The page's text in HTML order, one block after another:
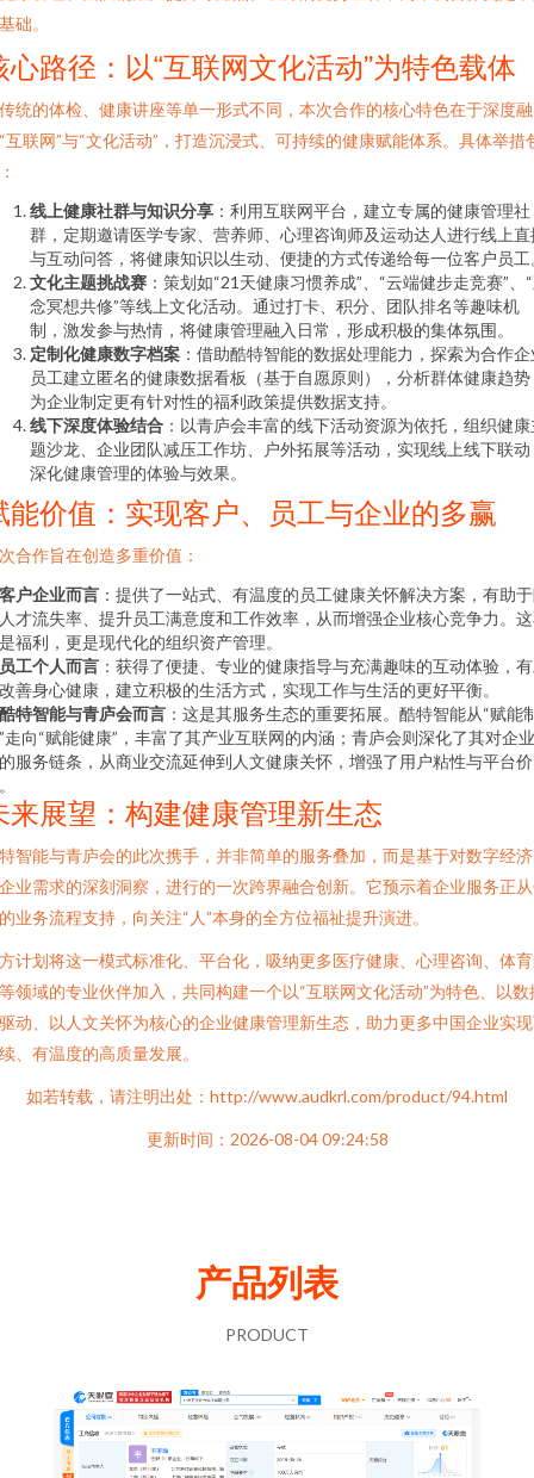
础。
心路径：以“互联网文化活动”为特色载体
统的体检、健康讲座等单一形式不同，本次合作的核心特色在于深度融
互联网”与“文化活动”，打造沉浸式、可持续的健康赋能体系。具体举措
线上健康社群与知识分享 ：利用互联网平台，建立专属的健康管理社
群，定期邀请医学专家、营养师、心理咨询师及运动达人进行线上直
与互动问答，将健康知识以生动、便捷的方式传递给每一位客户员工
文化主题挑战赛 ：策划如“21天健康习惯养成”、“云端健步走竞赛”、
念冥想共修”等线上文化活动。通过打卡、积分、团队排名等趣味机
制，激发参与热情，将健康管理融入日常，形成积极的集体氛围。
定制化健康数字档案 ：借助酷特智能的数据处理能力，探索为合作
员工建立匿名的健康数据看板（基于自愿原则），分析群体健康趋势
为企业制定更有针对性的福利政策提供数据支持。
线下深度体验结合 ：以青庐会丰富的线下活动资源为依托，组织健
题沙龙、企业团队减压工作坊、户外拓展等活动，实现线上线下联动
深化健康管理的体验与效果。
能价值：实现客户、员工与企业的多赢
合作旨在创造多重价值：
户企业而言 ：提供了一站式、有温度的员工健康关怀解决方案，有助
才流失率、提升员工满意度和工作效率，从而增强企业核心竞争力。
福利，更是现代化的组织资产管理。
工个人而言 ：获得了便捷、专业的健康指导与充满趣味的互动体验，
善身心健康，建立积极的生活方式，实现工作与生活的更好平衡。
特智能与青庐会而言 ：这是其服务生态的重要拓展。酷特智能从“赋能
走向“赋能健康”，丰富了其产业互联网的内涵；青庐会则深化了其对企
服务链条，从商业交流延伸到人文健康关怀，增强了用户粘性与平台价
来展望：构建健康管理新生态
智能与青庐会的此次携手，并非简单的服务叠加，而是基于对数字经
业需求的深刻洞察，进行的一次跨界融合创新。它预示着企业服务正
业务流程支持，向关注“人”本身的全方位福祉提升演进。
计划将这一模式标准化、平台化，吸纳更多医疗健康、心理咨询、体
领域的专业伙伴加入，共同构建一个以“互联网文化活动”为特色、以数
动、以人文关怀为核心的企业健康管理新生态，助力更多中国企业实
、有温度的高质量发展。
如若转载，请注明出处：http://www.audkrl.com/product/94.html
更新时间：2026-08-04 09:24:58
产品列表
PRODUCT